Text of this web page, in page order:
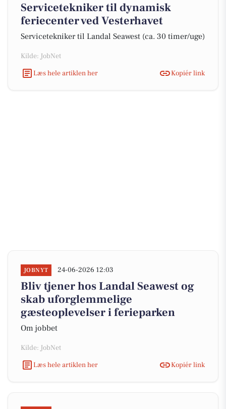
Servicetekniker til dynamisk
feriecenter ved Vesterhavet
Servicetekniker til Landal Seawest (ca. 30 timer/uge)
Kilde: JobNet
Læs hele artiklen her
Kopiér link
JOBNYT 24-06-2026 12:03
Bliv tjener hos Landal Seawest og
skab uforglemmelige
gæsteoplevelser i ferieparken
Om jobbet
Kilde: JobNet
Læs hele artiklen her
Kopiér link